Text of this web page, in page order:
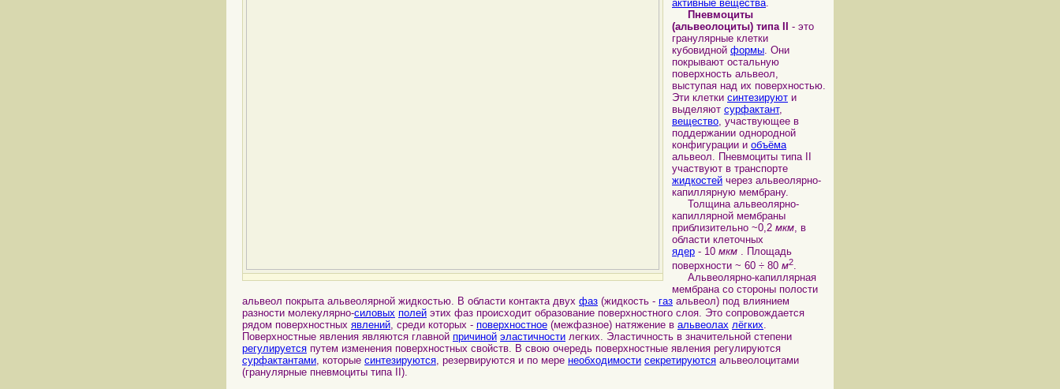
активные вещества.
Пневмоциты
(альвеолоциты) типа II
- это
гранулярные клетки
кубовидной формы. Они
покрывают остальную
поверхность альвеол,
выступая над их поверхностью.
Эти клетки синтезируют и
выделяют сурфактант,
вещество, участвующее в
поддержании однородной
конфигурации и объёма
альвеол. Пневмоциты типа II
участвуют в транспорте
жидкостей через альвеолярно-
капиллярную мембрану.
Толщина альвеолярно-
капиллярной мембраны
приблизительно ~0,2 мкм, в
области клеточных
ядер - 10 мкм . Площадь
поверхности ~ 60 ÷ 80 м2.
Альвеолярно-капиллярная
мембрана со стороны полости
альвеол покрыта альвеолярной жидкостью. В области контакта двух фаз (жидкость - газ альвеол) под влиянием
разности молекулярно-силовых полей этих фаз происходит образование поверхностного слоя. Это сопровождается
рядом поверхностных явлений, среди которых - поверхностное (межфазное) натяжение в альвеолах лёгких.
Поверхностные явления являются главной причиной эластичности легких. Эластичность в значительной степени
регулируется путем изменения поверхностных свойств. В свою очередь поверхностные явления регулируются
сурфактантами, которые синтезируются, резервируются и по мере необходимости секретируются альвеолоцитами
(гранулярные пневмоциты типа II).